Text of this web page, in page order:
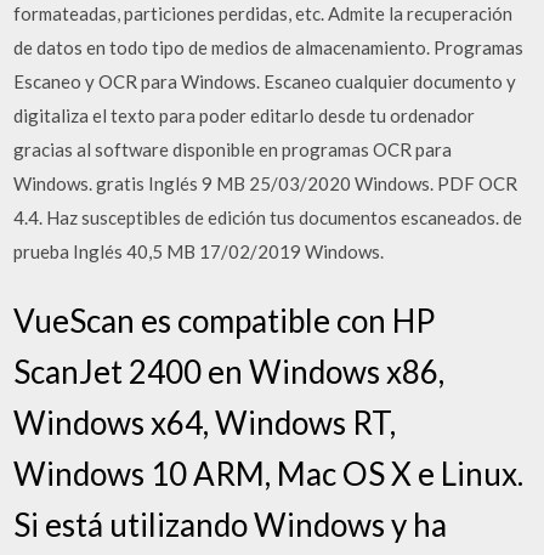
formateadas, particiones perdidas, etc. Admite la recuperación
de datos en todo tipo de medios de almacenamiento. Programas
Escaneo y OCR para Windows. Escaneo cualquier documento y
digitaliza el texto para poder editarlo desde tu ordenador
gracias al software disponible en programas OCR para
Windows. gratis Inglés 9 MB 25/03/2020 Windows. PDF OCR
4.4. Haz susceptibles de edición tus documentos escaneados. de
prueba Inglés 40,5 MB 17/02/2019 Windows.
VueScan es compatible con HP
ScanJet 2400 en Windows x86,
Windows x64, Windows RT,
Windows 10 ARM, Mac OS X e Linux.
Si está utilizando Windows y ha